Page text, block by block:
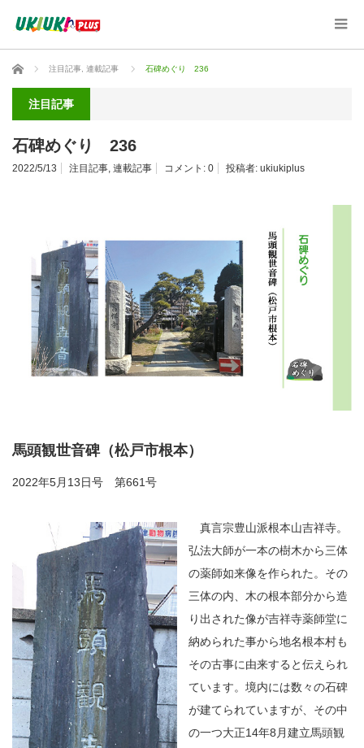
ホーム 注目記事 連載記事 石碑めぐり 236
注目記事
石碑めぐり 236
2022/5/13 注目記事, 連載記事 コメント: 0 投稿者: ukiukiplus
馬頭観世音碑（松戸市根本）
2022年5月13日号 第661号
真言宗豊山派根本山吉祥寺。
弘法大師が一本の樹木から三体
の薬師如来像を作られた。その
三体の内、木の根本部分から造
り出された像が吉祥寺薬師堂に
納められた事から地名根本村も
その古事に由来すると伝えられ
ています。境内には数々の石碑
が建てられていますが、その中
の一つ大正14年8月建立馬頭観